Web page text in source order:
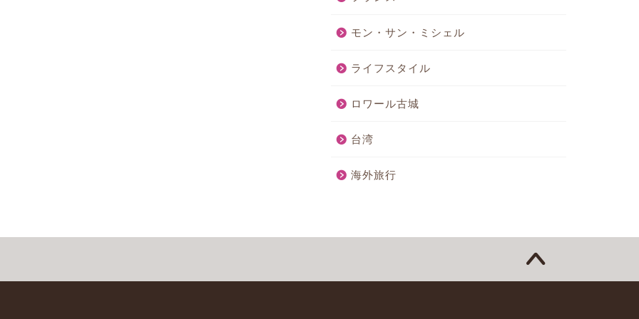
モン・サン・ミシェル
ライフスタイル
ロワール古城
台湾
海外旅行